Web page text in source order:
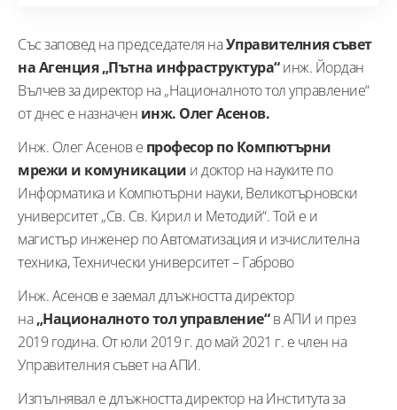
Със заповед на председателя наУправителния съвет
на Агенция „Пътна инфраструктура“инж. Йордан
Вълчев за директор на „Националното тол управление“
от днес е назначен инж. Олег Асенов.
Инж. Олег Асенов е професор по Компютърни
мрежи и комуникации и доктор на науките по
Информатика и Компютърни науки, Великотърновски
университет „Св. Св. Кирил и Методий“. Той е и
магистър инженер по Автоматизация и изчислителна
техника, Технически университет – Габрово
Инж. Асенов е заемал длъжността директор
на„Националното тол управление“в АПИ и през
2019 година. От юли 2019 г. до май 2021 г. е член на
Управителния съвет на АПИ.
Изпълнявал е длъжността директор на Института за